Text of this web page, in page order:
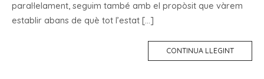
paral·lelament, seguim també amb el propòsit que vàrem
establir abans de què tot l’estat […]
CONTINUA LLEGINT